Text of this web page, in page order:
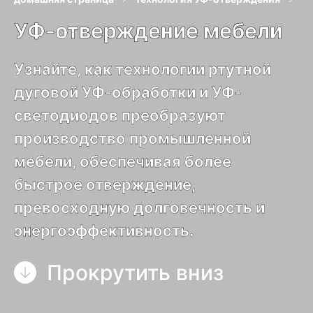
УФ-отверждение мебели
Узнайте, как технологии ртутной
дуговой УФ-обработки и УФ-
светодиодов преобразуют
производство промышленной
мебели, обеспечивая более
быстрое отверждение,
превосходную долговечность и
энергоэффективность.
Прокрутить вниз